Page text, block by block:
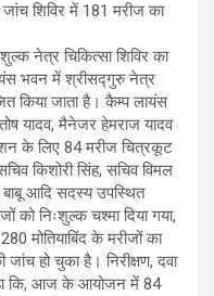
शिविर में 181 मरीज का
नेत्र चिकित्सा शिविर का
भवन में श्रीसद्गुरु नेत्र
किया जाता है। कैम्प लायंस
यादव, मैनेजर हेमराज यादव
के लिए 84 मरीज चित्रकूट
किशोरी सिंह, सचिव विमल
आदि सदस्य उपस्थित
को निःशुल्क चश्मा दिया गया,
मोतियाबिंद के मरीजों का
हो चुका है। निरीक्षण, दवा
कि, आज के आयोजन में 84